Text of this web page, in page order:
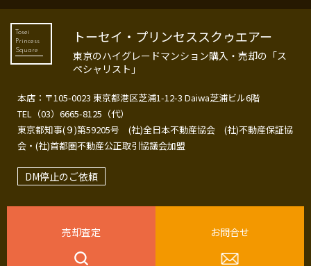
Tosei
Princess
Square
トーセイ・プリンセススクゥエアー
東京のハイグレードマンション購入・売却の「ス
ペシャリスト」
本店：〒105-0023 東京都港区芝浦1-12-3 Daiwa芝浦ビル6階
TEL（03）6665-8125（代）
東京都知事(９)第59205号 (社)全日本不動産協会 (社)不動産保証協
会・(社)首都圏不動産公正取引協議会加盟
DM停止のご依頼
売却査定 お問合せ